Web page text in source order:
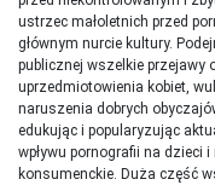
ustrzec małoletnich przed
głównym nurcie kultury.
publicznej wszelkie przejawy
uprzedmiotowienia kobiet,
naruszenia dobrych
edukując i popularyzując
wpływu pornografii na dzieci
konsumenckie. Duża część